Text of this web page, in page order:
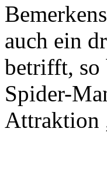
auch ein
betrifft, so
Spider-
Attraktion